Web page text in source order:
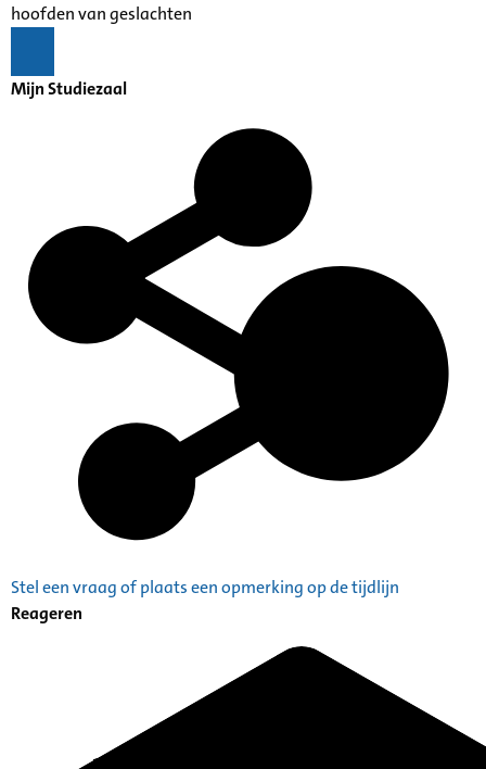
hoofden van geslachten
Mijn Studiezaal
Stel een vraag of plaats een opmerking op de tijdlijn
Reageren